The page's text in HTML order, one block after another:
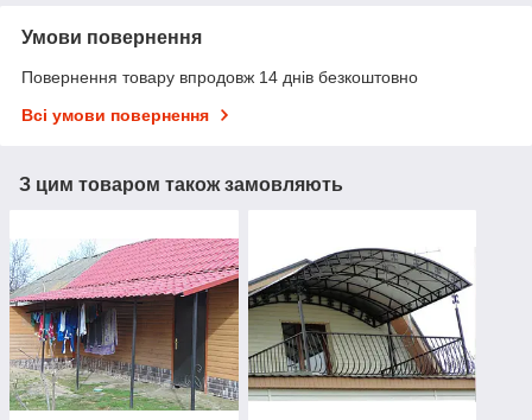
Умови повернення
Повернення товару впродовж 14 днів безкоштовно
Всі умови повернення
З цим товаром також замовляють